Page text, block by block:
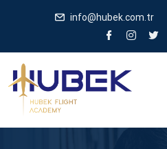
info@hubek.com.tr